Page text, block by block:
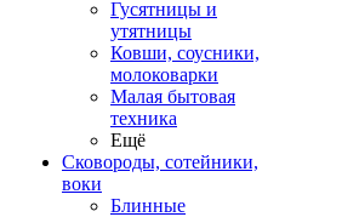
Гусятницы и
утятницы
Ковши, соусники,
молоковарки
Малая бытовая
техника
Ещё
Сковороды, сотейники,
воки
Блинные